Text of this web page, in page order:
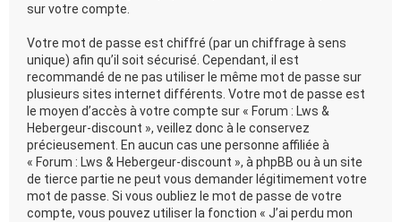
sur votre compte.
Votre mot de passe est chiffré (par un chiffrage à sens
unique) afin qu’il soit sécurisé. Cependant, il est
recommandé de ne pas utiliser le même mot de passe sur
plusieurs sites internet différents. Votre mot de passe est
le moyen d’accès à votre compte sur « Forum : Lws &
Hebergeur-discount », veillez donc à le conservez
précieusement. En aucun cas une personne affiliée à
« Forum : Lws & Hebergeur-discount », à phpBB ou à un site
de tierce partie ne peut vous demander légitimement votre
mot de passe. Si vous oubliez le mot de passe de votre
compte, vous pouvez utiliser la fonction « J’ai perdu mon